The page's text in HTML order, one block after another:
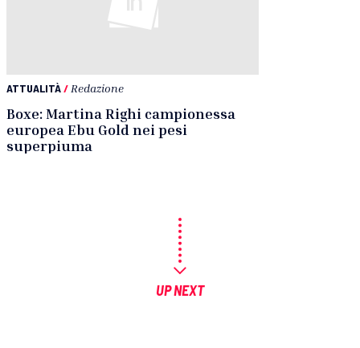
ATTUALITÀ/ Redazione
Boxe: Martina Righi campionessa
europea Ebu Gold nei pesi
superpiuma
UP NEXT